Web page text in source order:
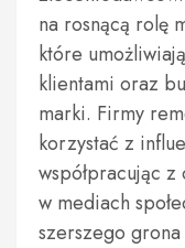
na rosnącą rolę
które
klientami oraz
marki. Firmy
korzystać z
współpracując
w mediach
szerszego